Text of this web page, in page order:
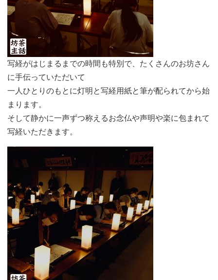
写経がはじまるまでの時間も特別で、たくさんのお坊さん
に手伝っていただいて
一人ひとりのもとに灯明と写経用紙と筆が配られてから始
まります。
そして静かに一声ずつ称えるお念仏や声明や楽に包まれて
写経いただきます。